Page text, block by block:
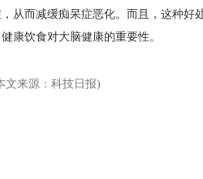
从而减缓痴呆症恶化。而且，这种好
健康饮食对大脑健康的重要性。
文来源：科技日报)